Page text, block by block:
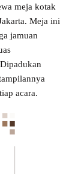
meja kotak
Meja ini
jamuan
acara.